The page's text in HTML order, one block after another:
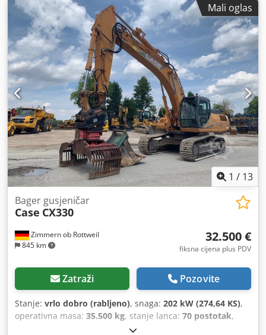
Mali oglas
1 / 13
Zimmern ob Rottweil
845 km
Bager gusjeničar
Case CX330
32.500 €
fiksna cijena plus PDV
Zatraži Pozovite
Stanje: vrlo dobro (rabljeno), snaga: 202 kW (274,64 KS),
operativna masa: 35.500 kg, stanje lanca: 70 postotak,
, radni sati: